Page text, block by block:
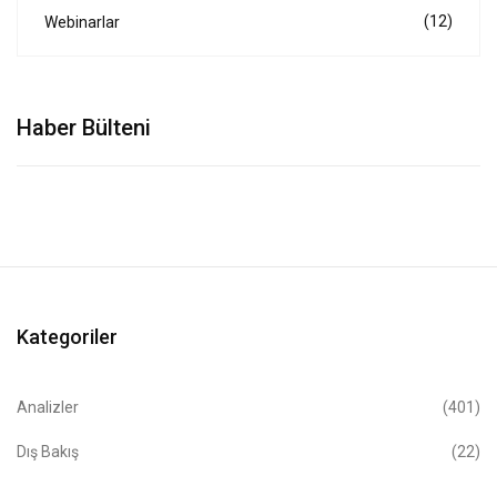
Webinarlar (12)
Haber Bülteni
Kategoriler
Analizler (401)
Dış Bakış (22)